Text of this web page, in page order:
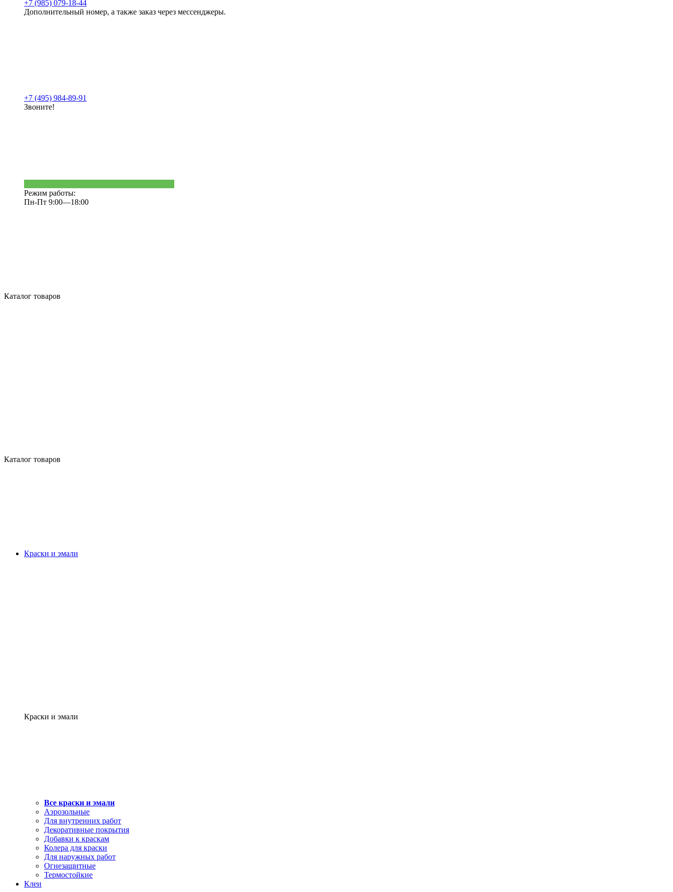
+7 (985) 079-18-44
Дополнительный номер, а также заказ через мессенджеры.
+7 (495) 984-89-91
Звоните!
Режим работы:
Пн-Пт 9:00—18:00
Каталог товаров
Каталог товаров
Краски и эмали
Краски и эмали
Все краски и эмали
Аэрозольные
Для внутренних работ
Декоративные покрытия
Добавки к краскам
Колера для краски
Для наружных работ
Огнезащитные
Термостойкие
Клеи